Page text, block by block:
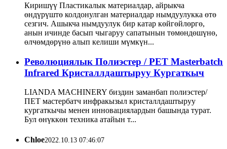
Киришүү Пластикалык материалдар, айрыкча
өндүрүштө колдонулган материалдар нымдуулукка өтө
сезгич. Ашыкча нымдуулук бир катар көйгөйлөргө,
анын ичинде басып чыгаруу сапатынын төмөндөшүнө,
өлчөмдөрүнө алып келиши мүмкүн...
Революциялык Полиэстер / PET Masterbatch
Infrared Кристаллдаштыруу Кургаткыч
LIANDA MACHINERY биздин заманбап полиэстер/
ПЕТ мастербатч инфракызыл кристаллдаштыруу
кургаткычы менен инновациялардын башында турат.
Бул өнүккөн техника атайын т...
Chloe2022.10.13 07:46:07